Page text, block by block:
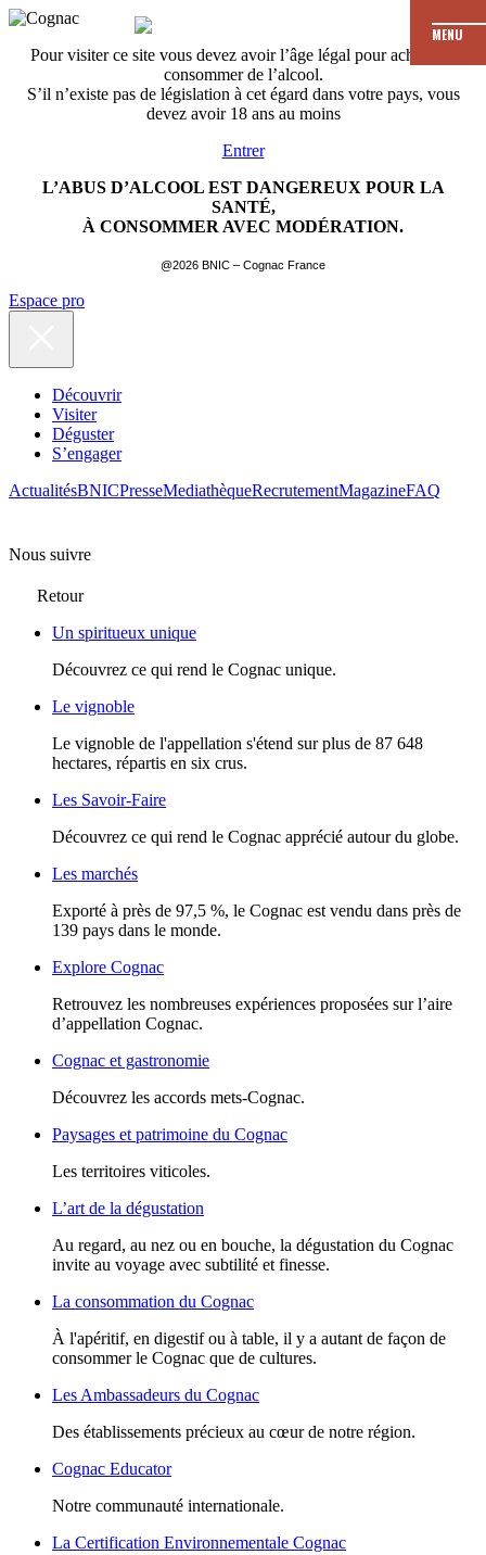
Pour visiter ce site vous devez avoir l’âge légal pour acheter et
consommer de l’alcool.
S’il n’existe pas de législation à cet égard dans votre pays, vous
devez avoir 18 ans au moins
Entrer
L’ABUS D’ALCOOL EST DANGEREUX POUR LA
SANTÉ,
À CONSOMMER AVEC MODÉRATION.
@2026 BNIC – Cognac France
MENU
Espace pro
Découvrir
Visiter
Déguster
S’engager
ActualitésBNICPresseMediathèqueRecrutementMagazineFAQ
Nous suivre
Retour
Un spiritueux unique
Découvrez ce qui rend le Cognac unique.
Le vignoble
Le vignoble de l'appellation s'étend sur plus de 87 648
hectares, répartis en six crus.
Les Savoir-Faire
Découvrez ce qui rend le Cognac apprécié autour du globe.
Les marchés
Exporté à près de 97,5 %, le Cognac est vendu dans près de
139 pays dans le monde.
Explore Cognac
Retrouvez les nombreuses expériences proposées sur l’aire
d’appellation Cognac.
Cognac et gastronomie
Découvrez les accords mets-Cognac.
Paysages et patrimoine du Cognac
Les territoires viticoles.
L’art de la dégustation
Au regard, au nez ou en bouche, la dégustation du Cognac
invite au voyage avec subtilité et finesse.
La consommation du Cognac
À l'apéritif, en digestif ou à table, il y a autant de façon de
consommer le Cognac que de cultures.
Les Ambassadeurs du Cognac
Des établissements précieux au cœur de notre région.
Cognac Educator
Notre communauté internationale.
La Certification Environnementale Cognac